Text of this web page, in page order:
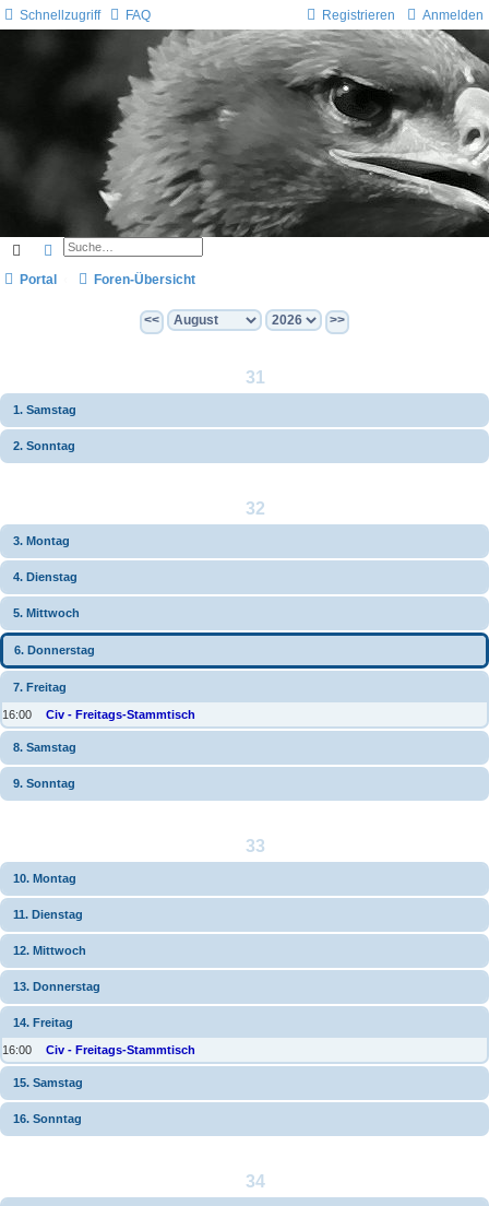
Schnellzugriff FAQ Anmelden
Registrieren
Suche Erweiterte Suche
Portal Foren-Übersicht
<< >>
31
1. Samstag
2. Sonntag
32
3. Montag
4. Dienstag
5. Mittwoch
6. Donnerstag
7. Freitag
16:00 Civ - Freitags-Stammtisch
8. Samstag
9. Sonntag
33
10. Montag
11. Dienstag
12. Mittwoch
13. Donnerstag
14. Freitag
16:00 Civ - Freitags-Stammtisch
15. Samstag
16. Sonntag
34